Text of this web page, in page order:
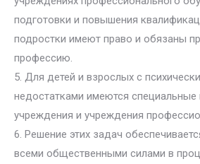
подготовки и повышения
подростки имеют право и обязаны
профессию.
5. Для детей и взрослых с
недостатками имеются
учреждения и учреждения
6. Решение этих задач
всеми общественными силами в